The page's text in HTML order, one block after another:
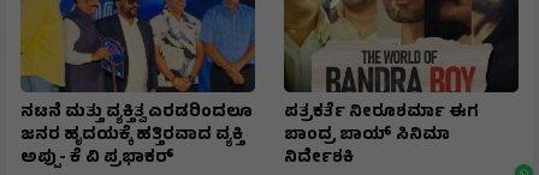
ನಟನೆ ಮತ್ತು ವ್ಯಕ್ತಿತ್ವ ಎರಡರಿಂದಲೂ
ಜನರ ಹೃದಯಕ್ಕೆ ಹತ್ತಿರವಾದ ವ್ಯಕ್ತಿ
ಅಪ್ಪು- ಕೆ ವಿ ಪ್ರಭಾಕರ್
ಪತ್ರಕರ್ತೆ ನೀರೂಶರ್ಮಾ ಈಗ
ಬಾಂದ್ರ ಬಾಯ್ ಸಿನಿಮಾ
ನಿರ್ದೇಶಕಿ